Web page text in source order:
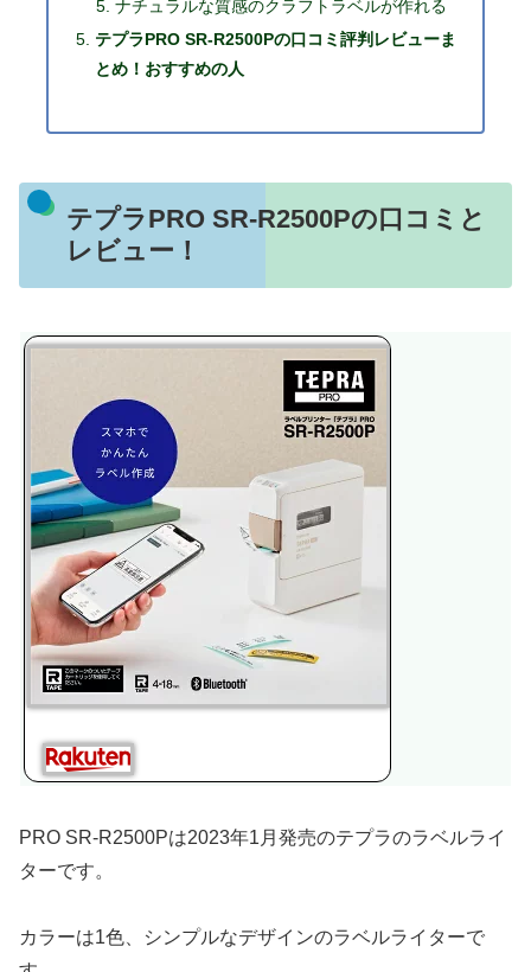
ナチュラルな質感のクラフトラベルが作れる
テプラPRO SR-R2500Pの口コミ評判レビューま
とめ！おすすめの人
テプラPRO SR-R2500Pの口コミと
レビュー！
PRO SR-R2500Pは2023年1月発売のテプラのラベルライ
ターです。
カラーは1色、シンプルなデザインのラベルライターで